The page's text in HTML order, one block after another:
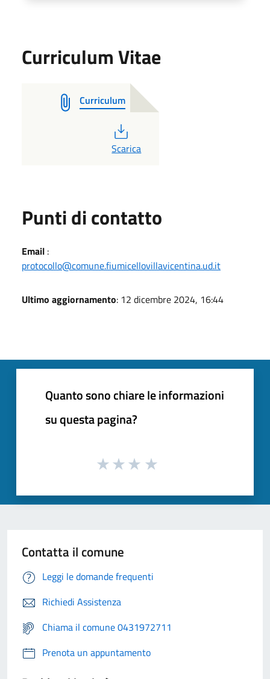
Curriculum Vitae
Curriculum
PDF
Scarica
Punti di contatto
Email :
protocollo@comune.fiumicellovillavicentina.ud.it
Ultimo aggiornamento: 12 dicembre 2024, 16:44
Quanto sono chiare le informazioni
su questa pagina?
Contatta il comune
Leggi le domande frequenti
Richiedi Assistenza
Chiama il comune 0431972711
Prenota un appuntamento